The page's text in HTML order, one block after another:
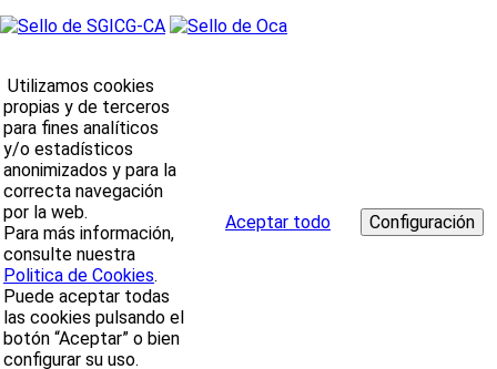
Utilizamos cookies
propias y de terceros
para fines analíticos
y/o estadísticos
anonimizados y para la
correcta navegación
por la web.
Para más información,
consulte nuestra
Politica de Cookies.
Puede aceptar todas
las cookies pulsando el
botón “Aceptar” o bien
configurar su uso.
Aceptar todo